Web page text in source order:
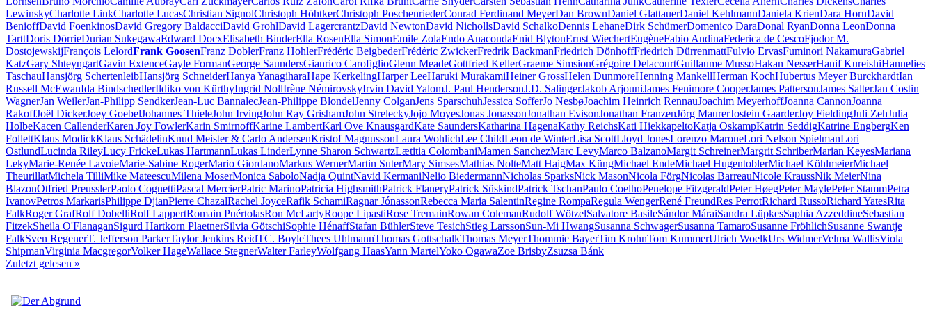
LewinskyCharlotte LinkCharlotte LucasChristian SignolChristoph HöhtkerChristoph PoschenriederConrad Ferdinand MeyerDan BrownDaniel GlattauerDaniel KehlmannDaniela KrienDara HornDavid
BenioffDavid FoenkinosDavid Gregory BaldacciDavid GrohlDavid LagercrantzDavid NewtonDavid NichollsDavid SchalkoDennis LehaneDirk SchümerDomenico DaraDonal RyanDonna LeonDonna
TarttDoris DörrieDurian SukegawaEdward DocxElisabeth BinderElla RosenElla SimonEmile ZolaEndo AnacondaEnid BlytonErnst WiechertEugèneFabio AndinaFederica de CescoFjodor M.
DostojewskijFrançois LelordFrank GoosenFranz DoblerFranz HohlerFrédéric BeigbederFrédéric ZwickerFredrik BackmanFriedrich DönhoffFriedrich DürrenmattFulvio ErvasFuminori NakamuraGabriel
KatzGary ShteyngartGavin ExtenceGayle FormanGeorge SaundersGianrico CarofiglioGlenn MeadeGottfried KellerGraeme SimsionGrégoire DelacourtGuillaume MussoHakan NesserHanif KureishiHannelies
TaschauHansjörg SchertenleibHansjörg SchneiderHanya YanagiharaHape KerkelingHarper LeeHaruki MurakamiHeiner GrossHelen DunmoreHenning MankellHerman KochHubertus Meyer BurckhardtIan
Russell McEwanIda BindschedlerIldiko von KürthyIngrid NollIrène NémirovskyIrvin David YalomJ. Paul HendersonJ.D. SalingerJakob ArjouniJames Fenimore CooperJames PattersonJames SalterJan Costin
WagnerJan WeilerJan-Philipp SendkerJean-Luc BannalecJean-Philippe BlondelJenny ColganJens SparschuhJessica SofferJo NesbøJoachim Heinrich RennauJoachim MeyerhoffJoanna CannonJoanna
RakoffJoël DickerJoey GoebelJohannes ThieleJohn IrvingJohn Ray GrishamJohn StreleckyJojo MoyesJonas JonassonJonathan EvisonJonathan FranzenJörg MaurerJostein GaarderJoy FieldingJuli ZehJulia
HolbeKacen CallenderKaren Joy FowlerKarin SmirnoffKarine LambertKarl Ove KnausgardKate SaundersKatharina HagenaKathy ReichsKati HiekkapeltoKatja OskampKatrin SeddigKatrine EngbergKen
FollettKlaus ModickKlaus SchädelinKnud Meister & Carlo AndersenKristof MagnussonLaura WohlichLee ChildLeon de WinterLisa ScottLloyd JonesLorenzo MaroneLori Nelson SpielmanLori
OstlundLucinda RileyLucy FrickeLukas HartmannLukas LinderLynne Sharon SchwartzLætitia ColombaniMamen SanchezMarc LevyMarco BalzanoMargit SchreinerMargrit SchriberMarian KeyesMariana
LekyMarie-Renée LavoieMarie-Sabine RogerMario GiordanoMarkus WernerMartin SuterMary SimsesMathias NolteMatt HaigMax KüngMichael EndeMichael HugentoblerMichael KöhlmeierMichael
TheurillatMichela TilliMike MateescuMilena MoserMonica SaboloNadja QuintNavid KermaniNelio BiedermannNicholas SparksNick MasonNicola FörgNicolas BarreauNicole KraussNik MeierNina
BlazonOtfried PreusslerPaolo CognettiPascal MercierPatric MarinoPatricia HighsmithPatrick FlaneryPatrick SüskindPatrick TschanPaulo CoelhoPenelope FitzgeraldPeter HøegPeter MaylePeter StammPetra
IvanovPetros MarkarisPhilippe DjianPierre ChazalRachel JoyceRafik SchamiRagnar JónassonRebecca Maria SalentinRegine RompaRegula WengerRené FreundRes PerrotRichard RussoRichard YatesRita
FalkRoger GrafRolf DobelliRolf LappertRomain PuértolasRon McLartyRoope LipastiRose TremainRowan ColemanRudolf WötzelSalvatore BasileSándor MáraiSandra LüpkesSaphia AzzeddineSebastian
FitzekSheila O'FlanaganSigurd Hartkorn PlaetnerSilvia GötschiSophie HénaffStafan BühlerSteve TesichStieg LarssonSun-Mi HwangSusanna SchwagerSusanna TamaroSusanne FröhlichSusanne Swantje
FalkSven RegenerT. Jefferson ParkerTaylor Jenkins ReidTC. BoyleThees UhlmannThomas GottschalkThomas MeyerThommie BayerTim KrohnTom KummerUlrich WoelkUrs WidmerVelma WallisViola
ShipmanVirginia MacgregorVolker HageWallace StegnerWalter FarleyWolfgang HaasYann MartelYoko OgawaZoe BrisbyZsuzsa Bánk
Zuletzt gelesen »